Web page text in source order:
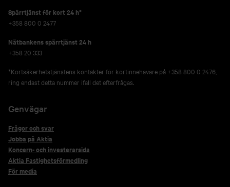
Spärrtjänst för kort 24 h*
+358 800 0 2477
Nätbankens spärrtjänst 24 h
+358 20 333
*Kortsäkerhetstjänstens kontakter för kortinnehavare på +358 800 0 2476,
ring endast detta nummer ifall det efterfrågas.
Genvägar
Frågor och svar
Jobba på Aktia
Koncern- och investerarsida
Aktia Fastighetsförmedling
För media